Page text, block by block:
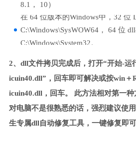
8.1， 10）
在 64 位版本的Windows中，32 位
C:\Windows\SysWOW64， 64 位
C:\Windows\System32。
2、dll文件拷贝完成后，打开“开始-运
icuin40.dll”，回车即可解决或按win＋
icuin40.dll，回车。 此方法相对第一
对电脑不是很熟悉的话，强烈建议使
生专属dll自动修复工具，一键修复即可